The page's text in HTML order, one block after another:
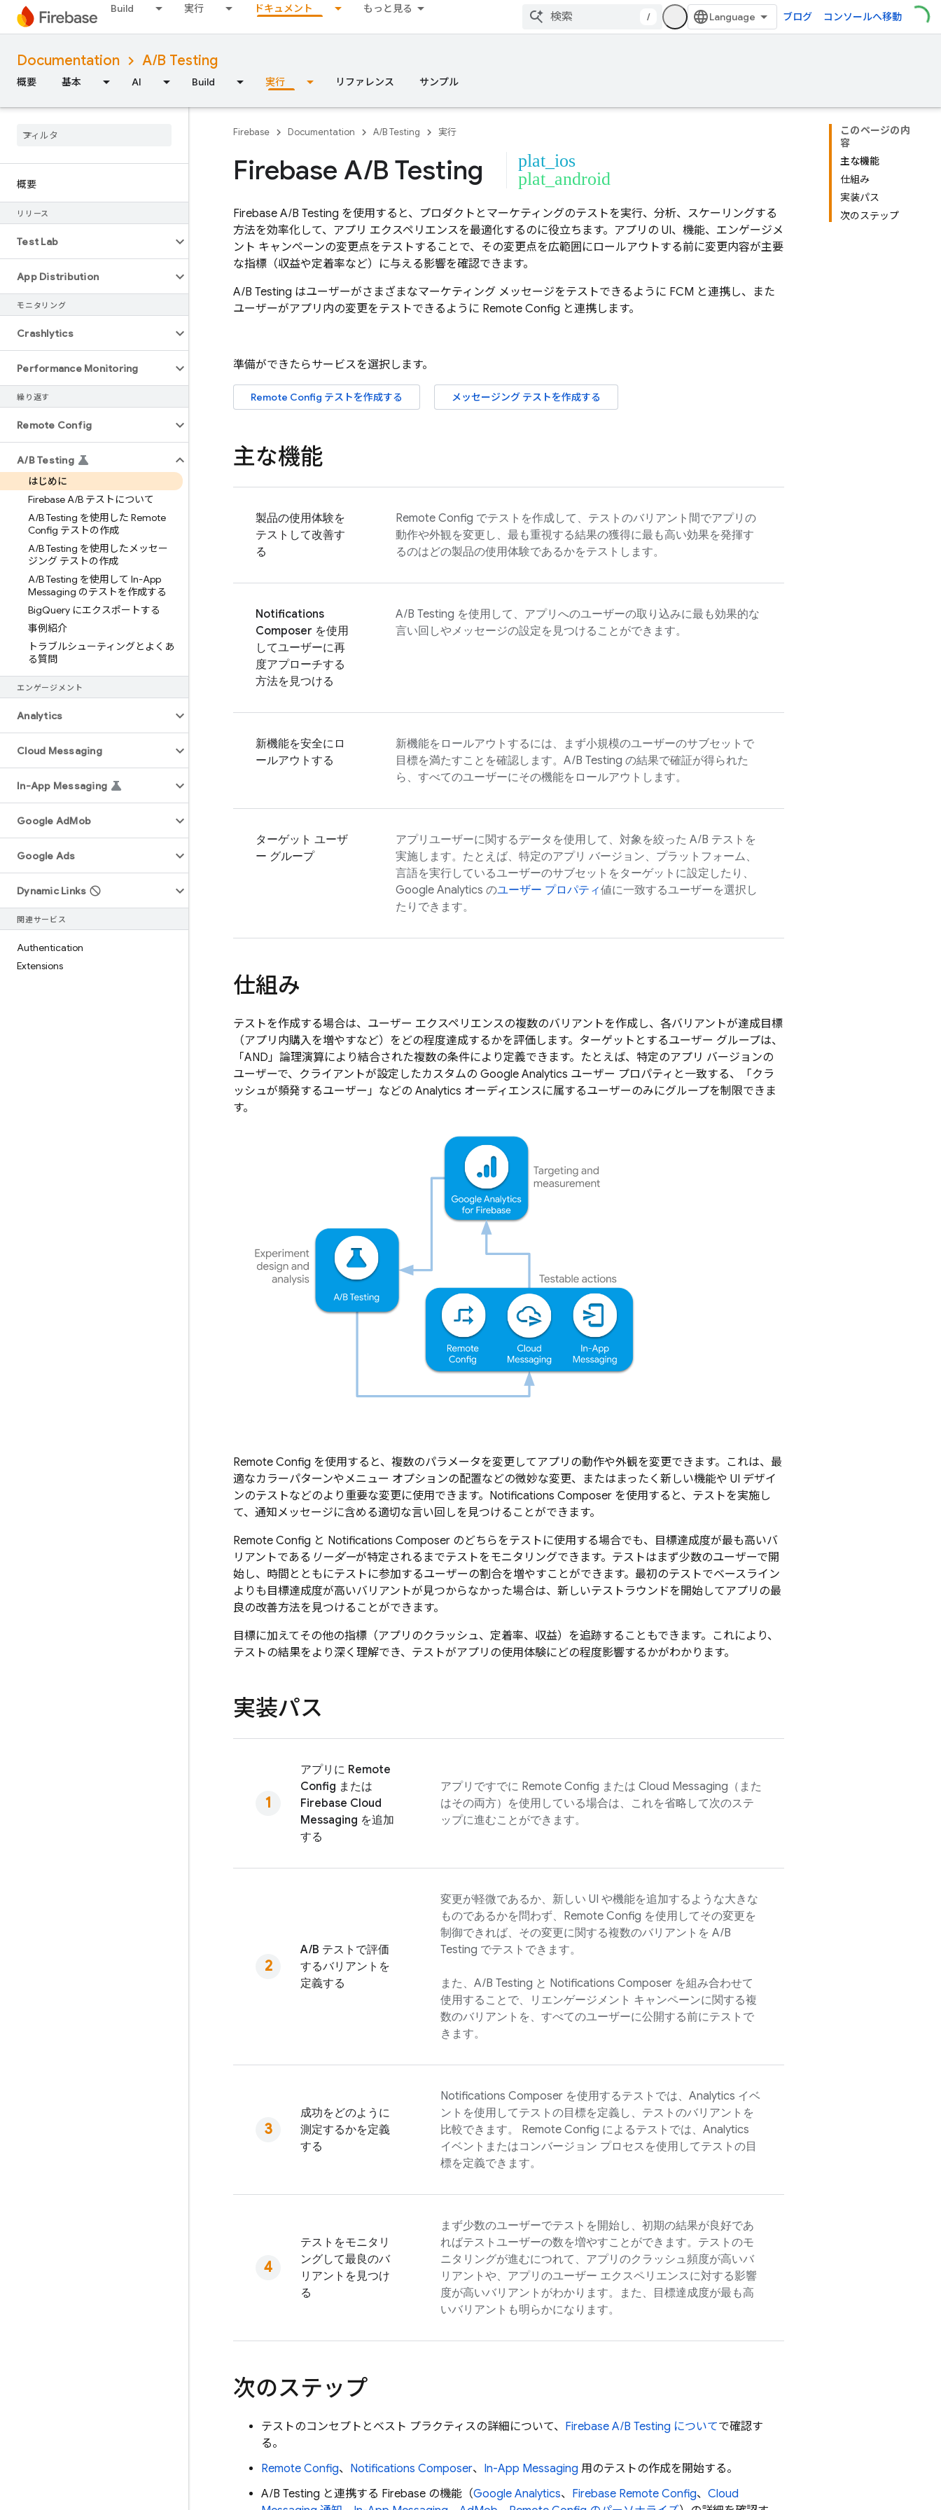
Build 実行 ドキュメント もっと見る
/ ブログ コンソールへ移動
Documentation A/B Testing
概要 基本 AI Build 実行 リファレンス サンプル
概要
リリース
Test Lab
App Distribution
モニタリング
Crashlytics
Performance Monitoring
繰り返す
Remote Config
A/B Testing
はじめに
Firebase A/B テストについて
A/B Testing を使用した Remote
Config テストの作成
A/B Testing を使用したメッセー
ジング テストの作成
A/B Testing を使用して In-App
Messaging のテストを作成する
BigQuery にエクスポートする
事例紹介
トラブルシューティングとよくあ
る質問
エンゲージメント
Analytics
Cloud Messaging
In-App Messaging
Google AdMob
Google Ads
Dynamic Links
関連サービス
Authentication
Extensions
このページの内
容
主な機能
仕組み
実装パス
次のステップ
Firebase Documentation A/B Testing 実行
Firebase A/B Testing
plat_ios
plat_android
Firebase A/B Testing を使用すると、プロダクトとマーケティングのテストを実行、分析、スケーリングする
方法を効率化して、アプリ エクスペリエンスを最適化するのに役立ちます。アプリの UI、機能、エンゲージメ
ント キャンペーンの変更点をテストすることで、その変更点を広範囲にロールアウトする前に変更内容が主要
な指標（収益や定着率など）に与える影響を確認できます。
A/B Testing はユーザーがさまざまなマーケティング メッセージをテストできるように FCM と連携し、また
ユーザーがアプリ内の変更をテストできるように Remote Config と連携します。
準備ができたらサービスを選択します。
Remote Config テストを作成する メッセージング テストを作成する
主な機能
製品の使用体験を
テストして改善す
る
Remote Config でテストを作成して、テストのバリアント間でアプリの
動作や外観を変更し、最も重視する結果の獲得に最も高い効果を発揮す
るのはどの製品の使用体験であるかをテストします。
Notifications
Composer を使用
してユーザーに再
度アプローチする
方法を見つける
A/B Testing を使用して、アプリへのユーザーの取り込みに最も効果的な
言い回しやメッセージの設定を見つけることができます。
新機能を安全にロ
ールアウトする
新機能をロールアウトするには、まず小規模のユーザーのサブセットで
目標を満たすことを確認します。 A/B Testing の結果で確証が得られた
ら、すべてのユーザーにその機能をロールアウトします。
ターゲット ユーザ
ー グループ
アプリユーザーに関するデータを使用して、対象を絞った A/B テストを
実施します。たとえば、特定のアプリ バージョン、プラットフォーム、
言語を実行しているユーザーのサブセットをターゲットに設定したり、
Google Analytics のユーザー プロパティ値に一致するユーザーを選択し
たりできます。
仕組み
テストを作成する場合は、ユーザー エクスペリエンスの複数のバリアントを作成し、各バリアントが達成目標
（アプリ内購入を増やすなど）をどの程度達成するかを評価します。ターゲットとするユーザー グループは、
「AND」論理演算により結合された複数の条件により定義できます。たとえば、特定のアプリ バージョンの
ユーザーで、クライアントが設定したカスタムの Google Analytics ユーザー プロパティと一致する、「クラ
ッシュが頻発するユーザー」などの Analytics オーディエンスに属するユーザーのみにグループを制限できま
す。
Remote Config を使用すると、複数のパラメータを変更してアプリの動作や外観を変更できます。これは、最
適なカラーパターンやメニュー オプションの配置などの微妙な変更、またはまったく新しい機能や UI デザイ
ンのテストなどのより重要な変更に使用できます。Notifications Composer を使用すると、テストを実施し
て、通知メッセージに含める適切な言い回しを見つけることができます。
Remote Config と Notifications Composer のどちらをテストに使用する場合でも、目標達成度が最も高いバ
リアントである リーダーが特定されるまでテストをモニタリングできます。テストはまず少数のユーザーで開
始し、時間とともにテストに参加するユーザーの割合を増やすことができます。最初のテストでベースライン
よりも目標達成度が高いバリアントが見つからなかった場合は、新しいテストラウンドを開始してアプリの最
良の改善方法を見つけることができます。
目標に加えてその他の指標（アプリのクラッシュ、定着率、収益）を追跡することもできます。これにより、
テストの結果をより深く理解でき、テストがアプリの使用体験にどの程度影響するかがわかります。
実装パス
アプリに Remote
Config または
Firebase Cloud
Messaging を追加
する
アプリですでに Remote Config または Cloud Messaging （また
はその両方）を使用している場合は、これを省略して次のステ
ップに進むことができます。
A/B テストで評価
するバリアントを
定義する
変更が軽微であるか、新しい UI や機能を追加するような大きな
ものであるかを問わず、 Remote Config を使用してその変更を
制御できれば、その変更に関する複数のバリアントを A/B
Testing でテストできます。
また、 A/B Testing と Notifications Composer を組み合わせて
使用することで、リエンゲージメント キャンペーンに関する複
数のバリアントを、すべてのユーザーに公開する前にテストで
きます。
成功をどのように
測定するかを定義
する
Notifications Composer を使用するテストでは、 Analytics イベ
ントを使用してテストの目標を定義し、テストのバリアントを
比較できます。 Remote Config によるテストでは、 Analytics
イベントまたはコンバージョン プロセスを使用してテストの目
標を定義できます。
テストをモニタリ
ングして最良のバ
リアントを見つけ
る
まず少数のユーザーでテストを開始し、初期の結果が良好であ
ればテストユーザーの数を増やすことができます。テストのモ
ニタリングが進むにつれて、アプリのクラッシュ頻度が高いバ
リアントや、アプリのユーザー エクスペリエンスに対する影響
度が高いバリアントがわかります。また、目標達成度が最も高
いバリアントも明らかになります。
次のステップ
テストのコンセプトとベスト プラクティスの詳細について、 Firebase A/B Testing についてで確認す
る。
Remote Config、 Notifications Composer、 In-App Messaging 用のテストの作成を開始する。
A/B Testing と連携する Firebase の機能（Google Analytics、 Firebase Remote Config、 Cloud